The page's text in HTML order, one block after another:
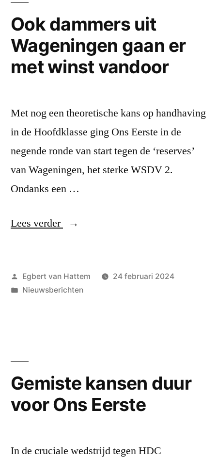
Ook dammers uit
Wageningen gaan er
met winst vandoor
Met nog een theoretische kans op handhaving
in de Hoofdklasse ging Ons Eerste in de
negende ronde van start tegen de ‘reserves’
van Wageningen, het sterke WSDV 2.
Ondanks een …
Lees verder
“Ook
Wageningen
vandoor”
Geplaatst
door
Egbert van Hattem
24 februari 2024
Geplaatst
Nieuwsberichten
Gemiste kansen duur
voor Ons Eerste
In de cruciale wedstrijd tegen HDC